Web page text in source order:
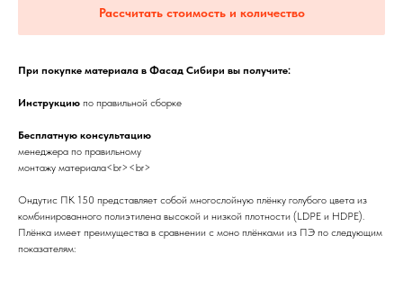
Рассчитать стоимость и количество
При покупке материала в Фасад Сибири вы получите:
Инструкцию по правильной сборке
Бесплатную консультацию
менеджера по правильному
монтажу материала<br><br>
Ондутис ПК 150 представляет собой многослойную плёнку голубого цвета из
комбинированного полиэтилена высокой и низкой плотности (LDPE и HDPE).
Плёнка имеет преимущества в сравнении с моно плёнками из ПЭ по следующим
показателям: